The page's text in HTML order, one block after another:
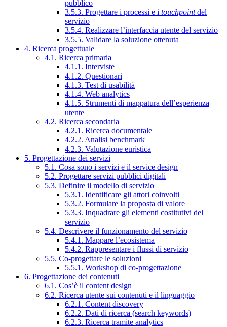
pubblico
3.5.3. Progettare i processi e i touchpointdel
servizio
3.5.4. Realizzare l’interfaccia utente del servizio
3.5.5. Validare la soluzione ottenuta
4. Ricerca progettuale
4.1. Ricerca primaria
4.1.1. Interviste
4.1.2. Questionari
4.1.3. Test di usabilità
4.1.4. Web analytics
4.1.5. Strumenti di mappatura dell’esperienza
utente
4.2. Ricerca secondaria
4.2.1. Ricerca documentale
4.2.2. Analisi benchmark
4.2.3. Valutazione euristica
5. Progettazione dei servizi
5.1. Cosa sono i servizi e il service design
5.2. Progettare servizi pubblici digitali
5.3. Definire il modello di servizio
5.3.1. Identificare gli attori coinvolti
5.3.2. Formulare la proposta di valore
5.3.3. Inquadrare gli elementi costitutivi del
servizio
5.4. Descrivere il funzionamento del servizio
5.4.1. Mappare l’ecosistema
5.4.2. Rappresentare i flussi di servizio
5.5. Co-progettare le soluzioni
5.5.1. Workshop di co-progettazione
6. Progettazione dei contenuti
6.1. Cos’è il content design
6.2. Ricerca utente sui contenuti e il linguaggio
6.2.1. Content discovery
6.2.2. Dati di ricerca (search keywords)
6.2.3. Ricerca tramite analytics